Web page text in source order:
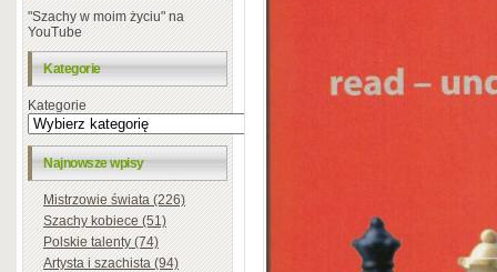
"Szachy w moim życiu" na
YouTube
Kategorie
Kategorie
Najnowsze wpisy
Mistrzowie świata (226)
Szachy kobiece (51)
Polskie talenty (74)
Artysta i szachista (94)